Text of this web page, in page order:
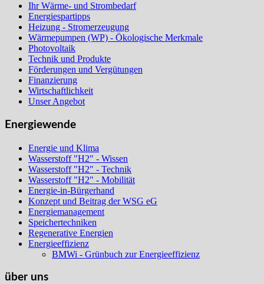
Ihr Wärme- und Strombedarf
Energiespartipps
Heizung - Stromerzeugung
Wärmepumpen (WP) - Ökologische Merkmale
Photovoltaik
Technik und Produkte
Förderungen und Vergütungen
Finanzierung
Wirtschaftlichkeit
Unser Angebot
Energiewende
Energie und Klima
Wasserstoff "H2" - Wissen
Wasserstoff "H2" - Technik
Wasserstoff "H2" - Mobilität
Energie-in-Bürgerhand
Konzept und Beitrag der WSG eG
Energiemanagement
Speichertechniken
Regenerative Energien
Energieeffizienz
BMWi - Grünbuch zur Energieeffizienz
über uns